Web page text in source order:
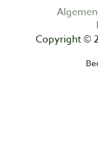
Copyright ©